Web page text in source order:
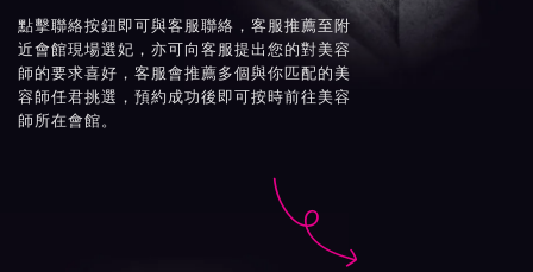
點擊聯絡按鈕即可與客服聯絡，客服推薦至附
近會館現場選妃，亦可向客服提出您的對美容
師的要求喜好，客服會推薦多個與你匹配的美
容師任君挑選，預約成功後即可按時前往美容
師所在會館。
